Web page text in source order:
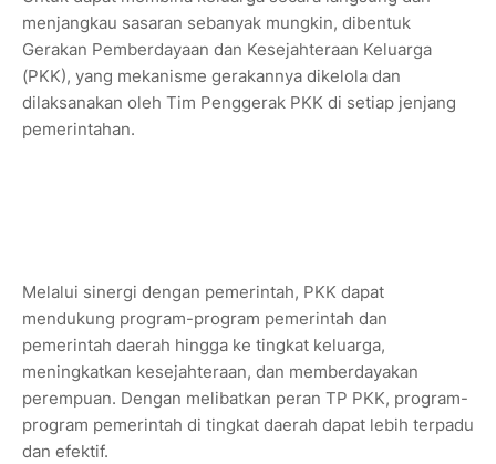
menjangkau sasaran sebanyak mungkin, dibentuk
Gerakan Pemberdayaan dan Kesejahteraan Keluarga
(PKK), yang mekanisme gerakannya dikelola dan
dilaksanakan oleh Tim Penggerak PKK di setiap jenjang
pemerintahan.
Melalui sinergi dengan pemerintah, PKK dapat
mendukung program-program pemerintah dan
pemerintah daerah hingga ke tingkat keluarga,
meningkatkan kesejahteraan, dan memberdayakan
perempuan. Dengan melibatkan peran TP PKK, program-
program pemerintah di tingkat daerah dapat lebih terpadu
dan efektif.